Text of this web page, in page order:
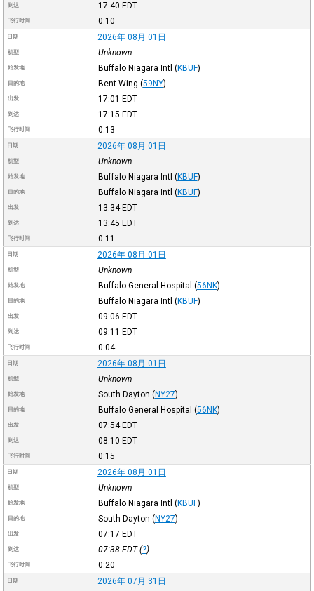
到达 17:40 EDT
飞行时间 0:10
日期 2026年 08月 01日
机型 Unknown
始发地 Buffalo Niagara Intl (KBUF)
目的地 Bent-Wing (59NY)
出发 17:01 EDT
到达 17:15 EDT
飞行时间 0:13
日期 2026年 08月 01日
机型 Unknown
始发地 Buffalo Niagara Intl (KBUF)
目的地 Buffalo Niagara Intl (KBUF)
出发 13:34EDT
到达 13:45 EDT
飞行时间 0:11
日期 2026年 08月 01日
机型 Unknown
始发地 Buffalo General Hospital (56NK)
目的地 Buffalo Niagara Intl (KBUF)
出发 09:06 EDT
到达 09:11 EDT
飞行时间 0:04
日期 2026年 08月 01日
机型 Unknown
始发地 South Dayton (NY27)
目的地 Buffalo General Hospital (56NK)
出发 07:54EDT
到达 08:10 EDT
飞行时间 0:15
日期 2026年 08月 01日
机型 Unknown
始发地 Buffalo Niagara Intl (KBUF)
目的地 South Dayton (NY27)
出发 07:17 EDT
到达 07:38 EDT(?)
飞行时间 0:20
日期 2026年 07月 31日